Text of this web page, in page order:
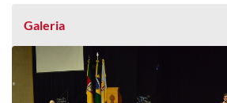
Galeria